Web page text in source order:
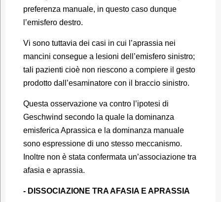
preferenza manuale, in questo caso dunque
l’emisfero destro.
Vi sono tuttavia dei casi in cui l’aprassia nei
mancini consegue a lesioni dell’emisfero sinistro;
tali pazienti cioè non riescono a compiere il gesto
prodotto dall’esaminatore con il braccio sinistro.
Questa osservazione va contro l’ipotesi di
Geschwind secondo la quale la dominanza
emisferica Aprassica e la dominanza manuale
sono espressione di uno stesso meccanismo.
Inoltre non è stata confermata un’associazione tra
afasia e aprassia.
- DISSOCIAZIONE TRA AFASIA E APRASSIA